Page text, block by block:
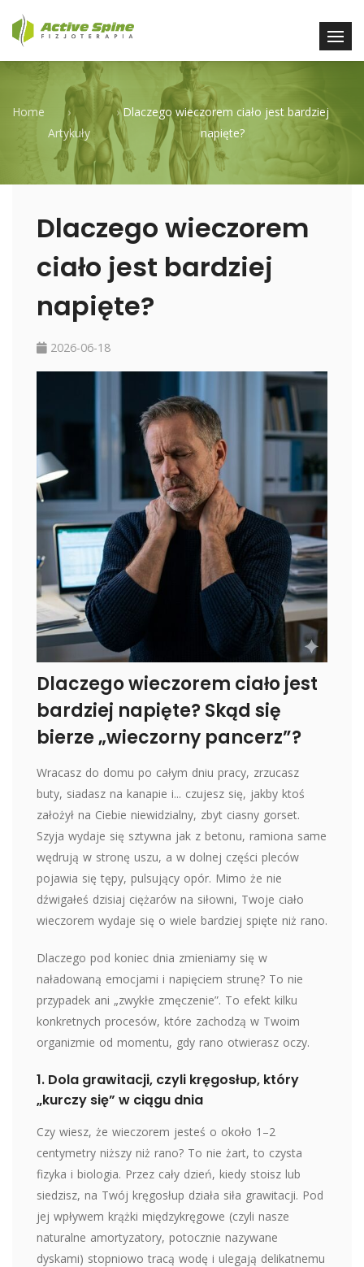
Home
›
Artykuły
›Dlaczego wieczorem ciało jest bardziej
napięte?
Dlaczego wieczorem
ciało jest bardziej
napięte?
2026-06-18
Dlaczego wieczorem ciało jest
bardziej napięte? Skąd się
bierze „wieczorny pancerz”?
Wracasz do domu po całym dniu pracy, zrzucasz
buty, siadasz na kanapie i... czujesz się, jakby ktoś
założył na Ciebie niewidzialny, zbyt ciasny gorset.
Szyja wydaje się sztywna jak z betonu, ramiona same
wędrują w stronę uszu, a w dolnej części pleców
pojawia się tępy, pulsujący opór. Mimo że nie
dźwigałeś dzisiaj ciężarów na siłowni, Twoje ciało
wieczorem wydaje się o wiele bardziej spięte niż rano.
Dlaczego pod koniec dnia zmieniamy się w
naładowaną emocjami i napięciem strunę? To nie
przypadek ani „zwykłe zmęczenie”. To efekt kilku
konkretnych procesów, które zachodzą w Twoim
organizmie od momentu, gdy rano otwierasz oczy.
1. Dola grawitacji, czyli kręgosłup, który
„kurczy się” w ciągu dnia
Czy wiesz, że wieczorem jesteś o około 1–2
centymetry niższy niż rano? To nie żart, to czysta
fizyka i biologia. Przez cały dzień, kiedy stoisz lub
siedzisz, na Twój kręgosłup działa siła grawitacji. Pod
jej wpływem krążki międzykręgowe (czyli nasze
naturalne amortyzatory, potocznie nazywane
dyskami) stopniowo tracą wodę i ulegają delikatnemu